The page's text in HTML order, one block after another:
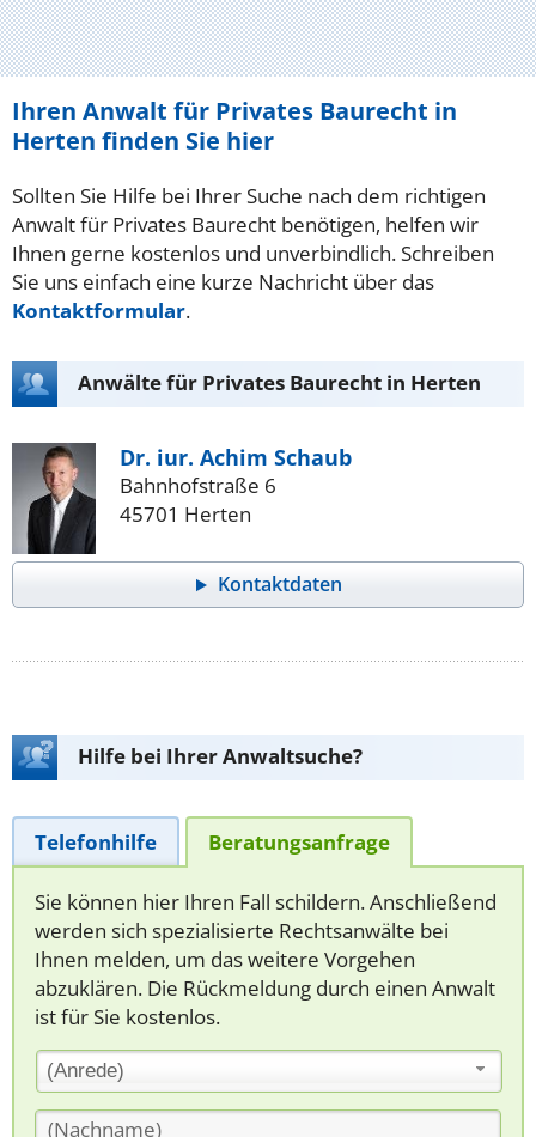
Ihren Anwalt für Privates Baurecht in
Herten finden Sie hier
Sollten Sie Hilfe bei Ihrer Suche nach dem richtigen
Anwalt für Privates Baurecht benötigen, helfen wir
Ihnen gerne kostenlos und unverbindlich. Schreiben
Sie uns einfach eine kurze Nachricht über das
Kontaktformular.
Anwälte für Privates Baurecht in Herten
Dr. iur. Achim Schaub
Bahnhofstraße 6
45701 Herten
Kontaktdaten
Hilfe bei Ihrer Anwaltsuche?
Telefonhilfe Beratungsanfrage
Sie können hier Ihren Fall schildern. Anschließend
werden sich spezialisierte Rechtsanwälte bei
Ihnen melden, um das weitere Vorgehen
abzuklären. Die Rückmeldung durch einen Anwalt
ist für Sie kostenlos.
(Anrede)